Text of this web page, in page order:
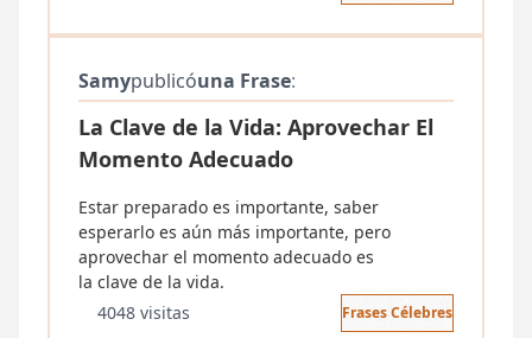
Samypublicóuna Frase:
La Clave de la Vida: Aprovechar El
Momento Adecuado
Estar preparado es importante, saber
esperarlo es aún más importante, pero
aprovechar el momento adecuado es
la clave de la vida.
4048 visitas
Frases Célebres